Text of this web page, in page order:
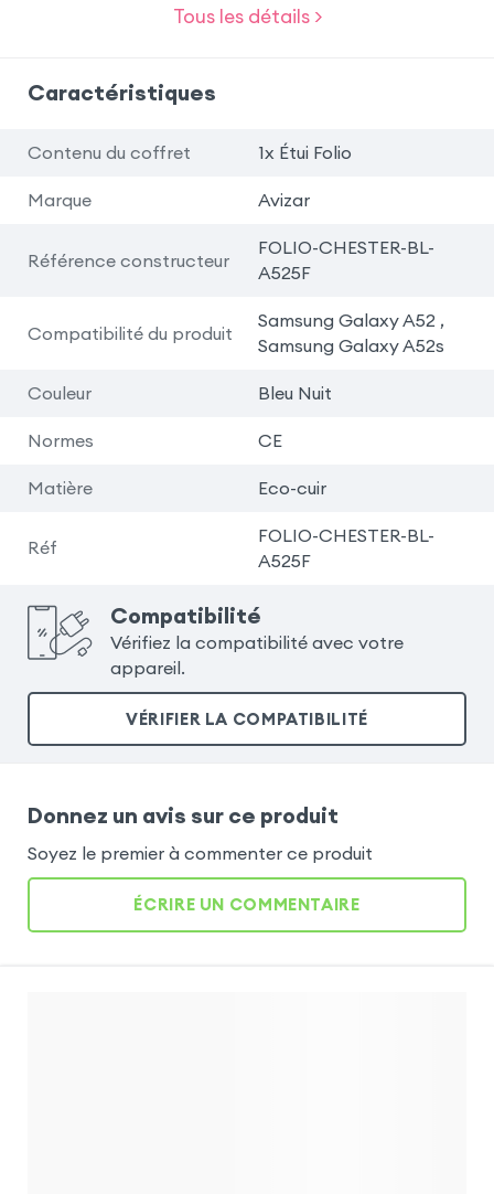
Tous les détails >
Caractéristiques
Contenu du coffret 1x Étui Folio
Marque Avizar
Référence constructeur
FOLIO-CHESTER-BL-
A525F
Compatibilité du produit
Samsung Galaxy A52 ,
Samsung Galaxy A52s
Couleur Bleu Nuit
Normes CE
Matière Eco-cuir
Réf
FOLIO-CHESTER-BL-
A525F
Compatibilité
Vérifiez la compatibilité avec votre
appareil.
VÉRIFIER LA COMPATIBILITÉ
Donnez un avis sur ce produit
Soyez le premier à commenter ce produit
ÉCRIRE UN COMMENTAIRE